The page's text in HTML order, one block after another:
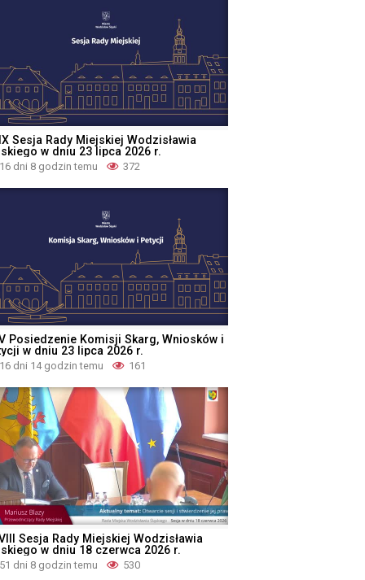
Sesja Rady Miejskiej Wodzisławia
w dniu 23 lipca 2026 r.
16 dni 8 godzin temu 372
Posiedzenie Komisji Skarg, Wniosków i
w dniu 23 lipca 2026 r.
16 dni 14 godzin temu 161
Sesja Rady Miejskiej Wodzisławia
w dniu 18 czerwca 2026 r.
51 dni 8 godzin temu 530